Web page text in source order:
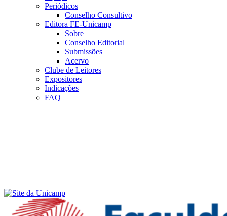
Periódicos
Conselho Consultivo
Editora FE-Unicamp
Sobre
Conselho Editorial
Submissões
Acervo
Clube de Leitores
Expositores
Indicações
FAQ